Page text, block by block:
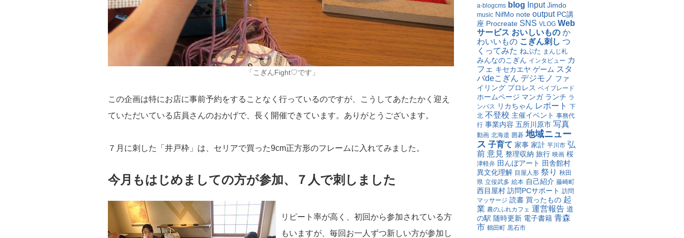
「こぎんFight♡です」
この企画は特にお店に事前予約をすることなく行っているのですが、こうしてあたたかく迎え
ていただいている店員さんのおかげで、長く開催できています。ありがとうございます。
７月に刺した「井戸枠」は、セリアで買った9cm正方形のフレームに入れてみました。
今月もはじめましての方が参加、７人で刺しました
リピート率が高く、初回から参加されている方
もいますが、毎回お一人ずつ新しい方が参加し
a-blogcms blog Input Jimdo
music NifMo note output PC講
座 Procreate SNS VLOG Web
サービス おいしいもの か
わいいもの こぎん刺し つ
くってみた ねぷた まんじ札
みんなのこぎん インタビュー カ
フェ キセカエヤ ゲーム スタ
バdeこぎん デジモノ ファ
イリング プロレス ベイブレード
ホームページ マンガ ランチ ラ
ンパス リカちゃん レポート 下
北 不登校 主催イベント 事務代
行 事業内容 五所川原市 写真
動画 北海道 囲碁 地域ニュー
ス 子育て 家事 家計 平川市 弘
前 意見 整理収納 旅行 映画 桜
津軽弁 田んぼアート 田舎館村
異文化理解 目屋人形 祭り 秋田
県 立佞武多 絵本 自己紹介 藤崎町
西目屋村 訪問PCサポート 訪問
マッサージ 読書 買ったもの 起
業 農のふれカフェ 運営報告 道
の駅 随時更新 電子書籍 青森
市 鶴田町 黒石市